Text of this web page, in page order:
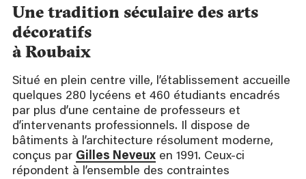
Une tradition séculaire des arts
décoratifs
à Roubaix
Situé en plein centre ville, l’établissement accueille
quelques 280 lycéens et 460 étudiants encadrés
par plus d’une centaine de professeurs et
d’intervenants professionnels. Il dispose de
bâtiments à l’architecture résolument moderne,
conçus par Gilles Neveux en 1991. Ceux-ci
répondent à l’ensemble des contraintes